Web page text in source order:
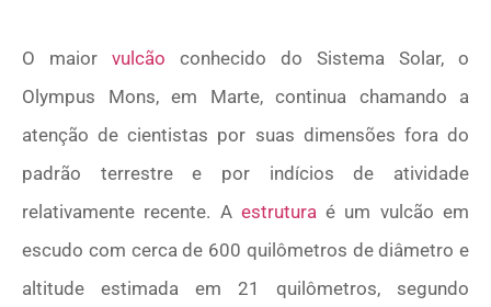
O maior vulcão conhecido do Sistema Solar, o
Olympus Mons, em Marte, continua chamando a
atenção de cientistas por suas dimensões fora do
padrão terrestre e por indícios de atividade
relativamente recente. A estruturaé um vulcão em
escudo com cerca de 600 quilômetros de diâmetro e
altitude estimada em 21 quilômetros, segundo